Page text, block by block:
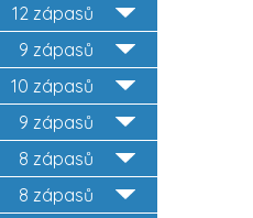
12 zápasů
9 zápasů
10 zápasů
9 zápasů
8 zápasů
8 zápasů